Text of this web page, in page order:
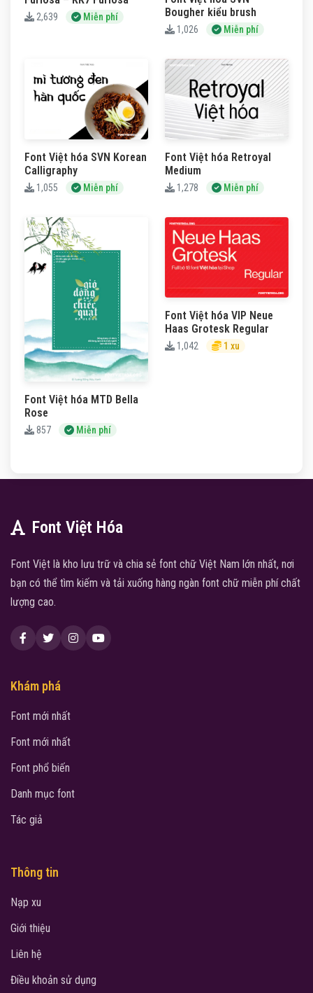
2,639 Miễn phí
Bougher kiểu brush
1,026 Miễn phí
Font Việt hóa SVN Korean
Calligraphy
1,055 Miễn phí
Font Việt hóa Retroyal
Medium
1,278 Miễn phí
Font Việt hóa MTD Bella
Rose
857 Miễn phí
Font Việt hóa VIP Neue
Haas Grotesk Regular
1,042 1 xu
Font Việt Hóa
Font Việt là kho lưu trữ và chia sẻ font chữ Việt Nam lớn nhất, nơi
bạn có thể tìm kiếm và tải xuống hàng ngàn font chữ miễn phí chất
lượng cao.
Khám phá
Font mới nhất
Font mới nhất
Font phổ biến
Danh mục font
Tác giả
Thông tin
Nạp xu
Giới thiệu
Liên hệ
Điều khoản sử dụng